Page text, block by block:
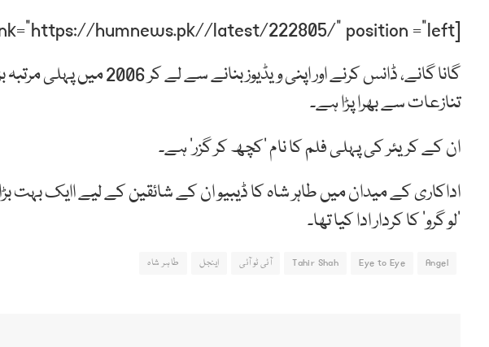
[post-relate link=”https://humnews.pk//latest/222805/” position =”left”]
گانا گانے، ڈانس کرنے اور اپنی
تنازعات سے بھرا پڑا ہے۔
ان کے کریئر کی پہلی فلم کا نام ’کچھ کر گزر‘ ہے۔
اداکاری کے میدان میں طاہر شاہ کا ڈیبیو ان کے شائقین کے لیے اایک بہت
’لو گرو‘ کا کردار ادا کیا تھا۔
Angel
Eye to Eye
Tahir Shah آئی ٹو آئی اینجل طاہر شاہ